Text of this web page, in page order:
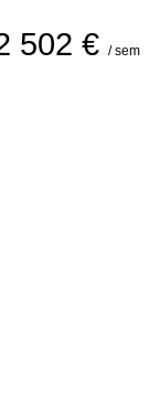
502 € / sem